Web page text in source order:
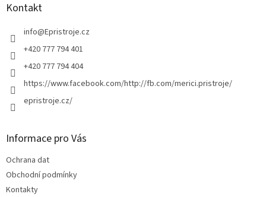
Kontakt
info@Epristroje.cz
+420 777 794 401
+420 777 794 404
https://www.facebook.com/http://fb.com/merici.pristroje/
epristroje.cz/
Informace pro Vás
Ochrana dat
Obchodní podmínky
Kontakty